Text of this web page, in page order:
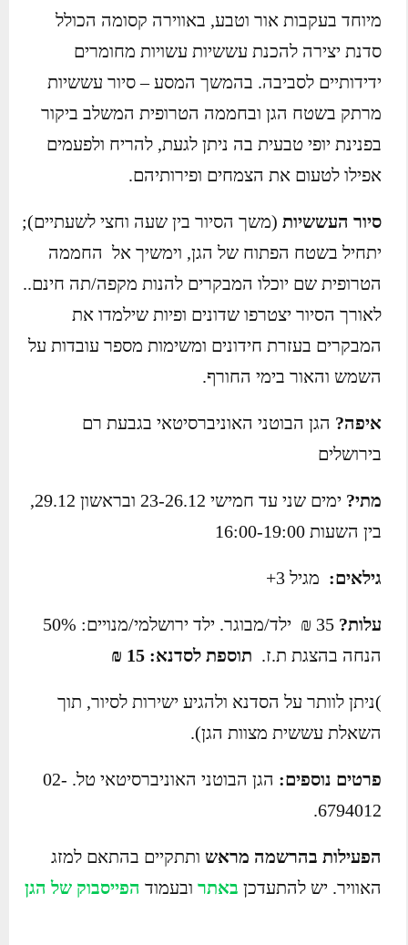
מיוחד בעקבות אור וטבע, באווירה קסומה הכולל
סדנת יצירה להכנת עששיות עשויות מחומרים
ידידותיים לסביבה. בהמשך המסע – סיור עששיות
מרתק בשטח הגן ובחממה הטרופית המשלב ביקור
בפנינת יופי טבעית בה ניתן לגעת, להריח ולפעמים
אפילו לטעום את הצמחים ופירותיהם.
סיור העששיות (משך הסיור בין שעה וחצי לשעתיים);
יתחיל בשטח הפתוח של הגן, וימשיך אל החממה
הטרופית שם יוכלו המבקרים להנות מקפה/תה חינם..
לאורך הסיור יצטרפו שדונים ופיות שילמדו את
המבקרים בעזרת חידונים ומשימות מספר עובדות על
השמש והאור בימי החורף.
איפה? הגן הבוטני האוניברסיטאי בגבעת רם
בירושלים
מתי?
ימים שני עד חמישי 23-26.12 ובראשון 29.12,
בין השעות 16:00-19:00
גילאים: מגיל 3+
עלות?
35 ₪ ילד/מבוגר. ילד ירושלמי/מנויים: 50%
הנחה בהצגת ת.ז. תוספת לסדנא: 15 ₪
)ניתן לוותר על הסדנא ולהגיע ישירות לסיור, תוך
השאלת עששית מצוות הגן).
פרטים נוספים:
הגן הבוטני האוניברסיטאי טל. 02-
6794012.
הפעילות בהרשמה מראש ותתקיים בהתאם למזג
האוויר. יש להתעדכן באתר ובעמוד הפייסבוק של הגן